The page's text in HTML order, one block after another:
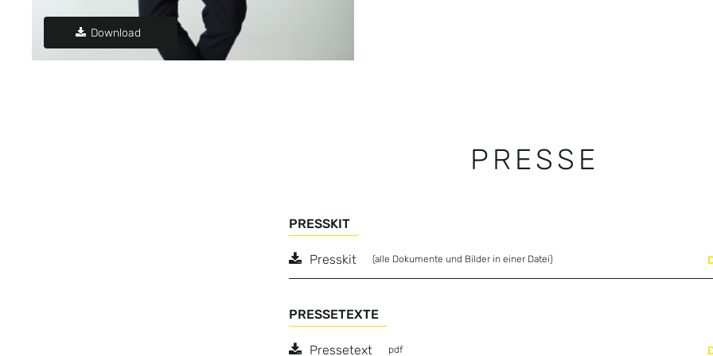
Download
PRESSE
PRESSKIT
Presskit (alle Dokumente und Bilder in einer Datei)
PRESSETEXTE
Pressetext pdf